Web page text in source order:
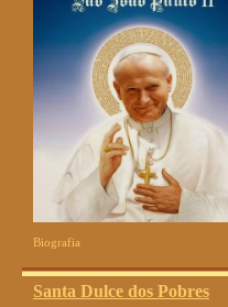
Biografia
Santa Dulce dos Pobres